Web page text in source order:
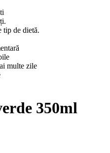
tip de dietă.
multe zile
350ml